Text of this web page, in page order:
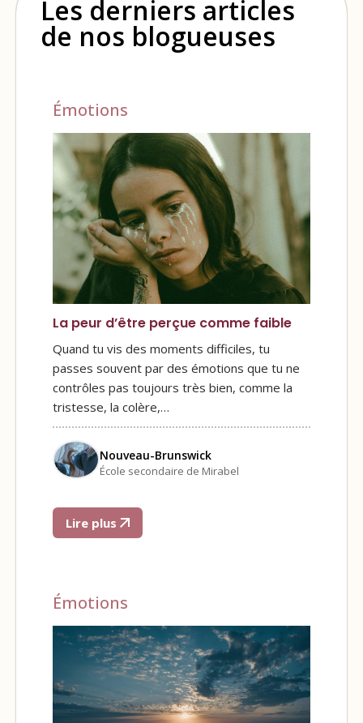
Les derniers articles
de nos blogueuses
Émotions
La peur d’être perçue comme faible
Quand tu vis des moments difficiles, tu
passes souvent par des émotions que tu ne
contrôles pas toujours très bien, comme la
tristesse, la colère,…
Nouveau-Brunswick
École secondaire de Mirabel
Lire plus
Émotions